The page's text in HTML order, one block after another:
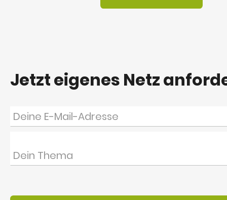
Jetzt eigenes Netz